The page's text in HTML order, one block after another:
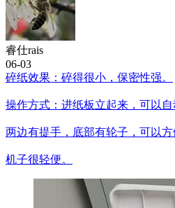
睿仕rais
06-03
碎纸效果：碎得很小，保密性强。
操作方式：进纸板立起来，可以自
两边有提手，底部有轮子，可以方
机子很轻便。